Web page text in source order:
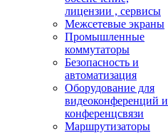
лицензии , сервисы
Межсетевые экраны
Промышленные
коммутаторы
Безопасность и
автоматизация
Оборудование для
видеоконференций и
конференцсвязи
Маршрутизаторы